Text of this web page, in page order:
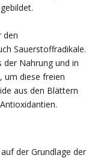
den
Sauerstoffradikale.
der Nahrung und in
um diese freien
aus den Blättern
der Grundlage der